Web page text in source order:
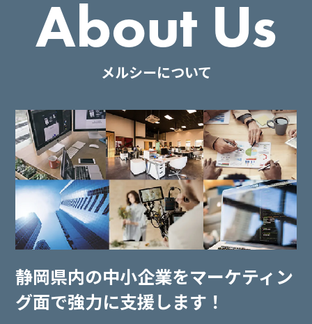
About Us
メルシーについて
静岡県内の中小企業をマーケティン
グ面で強力に支援します！